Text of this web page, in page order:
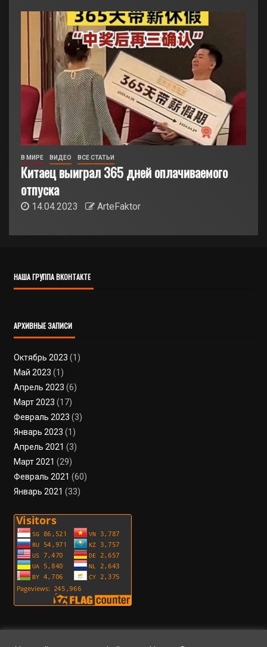
В МИРЕ ВИДЕО ВСЕ СТАТЬИ
Китаец выиграл 365 дней оплачиваемого
отпуска
14.04.2023 ArteFaktor
НАША ГРУППА ВКОНТАКТЕ
АРХИВНЫЕ ЗАПИСИ
Октябрь 2023 (1)
Май 2023 (1)
Апрель 2023 (6)
Март 2023 (17)
Февраль 2023 (3)
Январь 2023 (1)
Апрель 2021 (3)
Март 2021 (29)
Февраль 2021 (60)
Январь 2021 (33)